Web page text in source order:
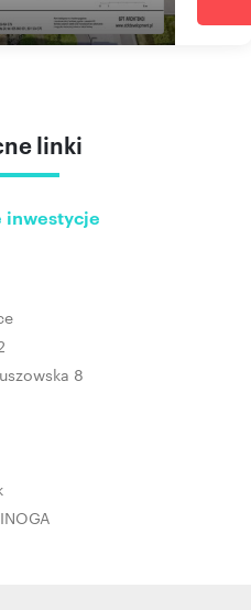
linki
inwestycje
8